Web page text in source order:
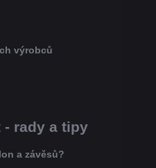
výrobců
- rady a tipy
a závěsů?